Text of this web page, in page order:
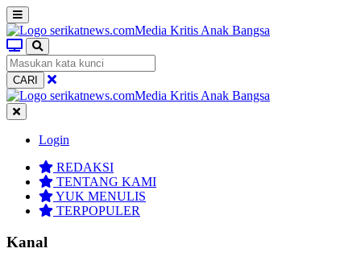
CARI
Login
REDAKSI
TENTANG KAMI
YUK MENULIS
TERPOPULER
Kanal